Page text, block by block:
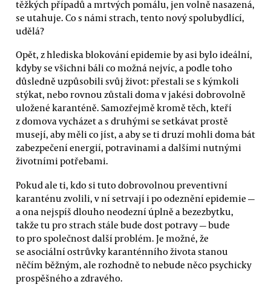
těžkých případů a mrtvých pomálu, jen volně nasazená,
se utahuje. Co s námi strach, tento nový spolubydlící,
udělá?
Opět, z hlediska blokování epidemie by asi bylo ideální,
kdyby se všichni báli co možná nejvíc, a podle toho
důsledně uzpůsobili svůj život: přestali se s kýmkoli
stýkat, nebo rovnou zůstali doma v jakési dobrovolně
uložené karanténě. Samozřejmě kromě těch, kteří
z domova vycházet a s druhými se setkávat prostě
musejí, aby měli co jíst, a aby se ti druzí mohli doma bát
zabezpečení energií, potravinami a dalšími nutnými
životními potřebami.
Pokud ale ti, kdo si tuto dobrovolnou preventivní
karanténu zvolili, v ní setrvají i po odeznění epidemie —
a ona nejspíš dlouho neodezní úplně a bezezbytku,
takže tu pro strach stále bude dost potravy — bude
to pro společnost další problém. Je možné, že
se asociální ostrůvky karanténního života stanou
něčím běžným, ale rozhodně to nebude něco psychicky
prospěšného a zdravého.